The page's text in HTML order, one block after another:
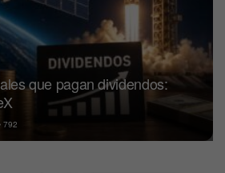
que pagan dividendos:
792